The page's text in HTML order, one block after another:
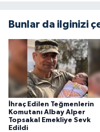
Bunlar da ilginizi
İhraç Edilen Teğmenlerin
Komutanı Albay Alper
Topsakal Emekliye Sevk
Edildi